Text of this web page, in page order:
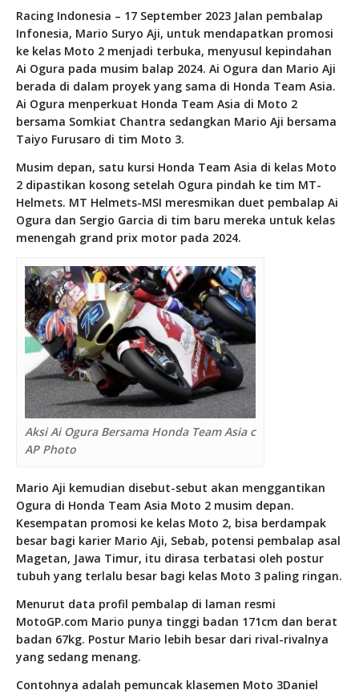
Racing Indonesia – 17 September 2023 Jalan pembalap
Infonesia, Mario Suryo Aji, untuk mendapatkan promosi
ke kelas Moto 2 menjadi terbuka, menyusul kepindahan
Ai Ogura pada musim balap 2024. Ai Ogura dan Mario Aji
berada di dalam proyek yang sama di Honda Team Asia.
Ai Ogura menperkuat Honda Team Asia di Moto 2
bersama Somkiat Chantra sedangkan Mario Aji bersama
Taiyo Furusaro di tim Moto 3.
Musim depan, satu kursi Honda Team Asia di kelas Moto
2 dipastikan kosong setelah Ogura pindah ke tim MT-
Helmets. MT Helmets-MSI meresmikan duet pembalap Ai
Ogura dan Sergio Garcia di tim baru mereka untuk kelas
menengah grand prix motor pada 2024.
Aksi Ai Ogura Bersama Honda Team Asia c
AP Photo
Mario Aji kemudian disebut-sebut akan menggantikan
Ogura di Honda Team Asia Moto 2 musim depan.
Kesempatan promosi ke kelas Moto 2, bisa berdampak
besar bagi karier Mario Aji, Sebab, potensi pembalap asal
Magetan, Jawa Timur, itu dirasa terbatasi oleh postur
tubuh yang terlalu besar bagi kelas Moto 3 paling ringan.
Menurut data profil pembalap di laman resmi
MotoGP.com Mario punya tinggi badan 171cm dan berat
badan 67kg. Postur Mario lebih besar dari rival-rivalnya
yang sedang menang.
Contohnya adalah pemuncak klasemen Moto 3Daniel